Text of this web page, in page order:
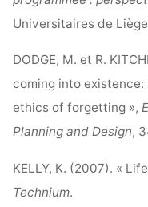
Universitaires de
DODGE, M. et R.
coming into
ethics of forgetting »,
Planning and Design,
KELLY, K. (2007). «
Technium.